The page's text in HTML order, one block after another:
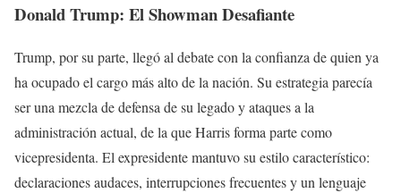
Donald Trump: El Showman Desafiante
Trump, por su parte, llegó al debate con la confianza de quien ya
ha ocupado el cargo más alto de la nación. Su estrategia parecía
ser una mezcla de defensa de su legado y ataques a la
administración actual, de la que Harris forma parte como
vicepresidenta. El expresidente mantuvo su estilo característico:
declaraciones audaces, interrupciones frecuentes y un lenguaje